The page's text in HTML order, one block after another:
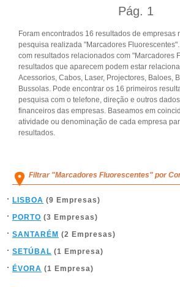
Pág. 1
Foram encontrados 16 resultados de empresas
pesquisa realizada "Marcadores
com resultados relacionados com "Marcadores
resultados que aparecem podem estar
Acessorios, Cabos, Laser, Projectores, Baloes,
Bussolas. Pode encontrar os 16 primeiros
pesquisa com o telefone, direção e outros
financeiros das empresas. Baseamos em
atividade ou denominação de cada empresa
resultados.
Filtrar "Marcadores Fluorescentes" por
LISBOA (9 Empresas)
PORTO (3 Empresas)
SANTARÉM (2 Empresas)
SETÚBAL (1 Empresa)
ÉVORA (1 Empresa)